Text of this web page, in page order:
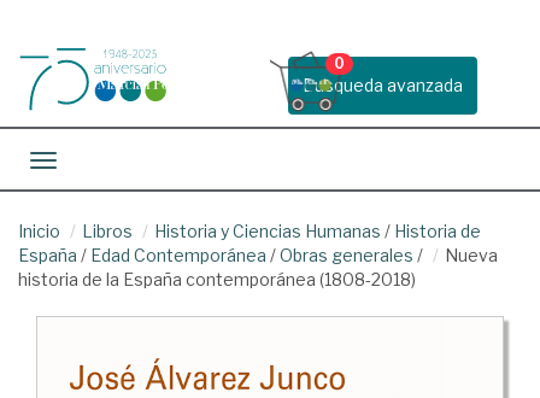
Busqueda avanzada
0
Toggle navigation
Inicio Libros Historia y Ciencias Humanas / Historia de
España / Edad Contemporánea /Obras generales /
Nueva
historia de la España contemporánea (1808-2018)